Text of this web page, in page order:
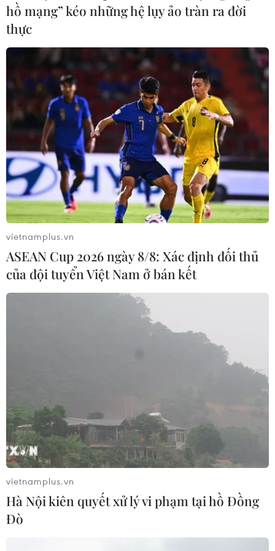
hồ mạng” kéo những hệ lụy ảo tràn ra đời
thực
vietnamplus.vn
ASEAN Cup 2026 ngày 8/8: Xác định đối thủ
của đội tuyển Việt Nam ở bán kết
vietnamplus.vn
Hà Nội kiên quyết xử lý vi phạm tại hồ Đồng
Đò